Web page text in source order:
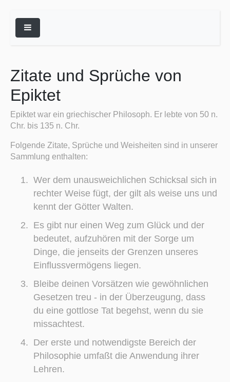

Zitate und Sprüche von
Epiktet
Epiktet war ein griechischer Philosoph. Er lebte von 50 n.
Chr. bis 135 n. Chr.
Folgende Zitate, Sprüche und Weisheiten sind in unserer
Sammlung enthalten:
Wer dem unausweichlichen Schicksal sich in
rechter Weise fügt, der gilt als weise uns und
kennt der Götter Walten.
Es gibt nur einen Weg zum Glück und der
bedeutet, aufzuhören mit der Sorge um
Dinge, die jenseits der Grenzen unseres
Einflussvermögens liegen.
Bleibe deinen Vorsätzen wie gewöhnlichen
Gesetzen treu - in der Überzeugung, dass
du eine gottlose Tat begehst, wenn du sie
missachtest.
Der erste und notwendigste Bereich der
Philosophie umfaßt die Anwendung ihrer
Lehren.